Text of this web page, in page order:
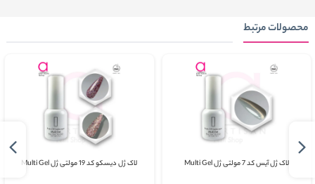
محصولات مرتبط
لاک ژل آیس کد 7 مولتی ژل Multi Gel لاک ژل دیسکو کد 19 مولتی ژل Multi Gel